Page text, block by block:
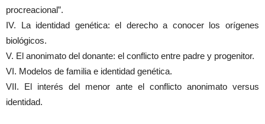
procreacional”.
IV. La identidad genética: el derecho a conocer los orígenes
biológicos.
V. El anonimato del donante: el conflicto entre padre y progenitor.
VI. Modelos de familia e identidad genética.
VII. El interés del menor ante el conflicto anonimato versus
identidad.